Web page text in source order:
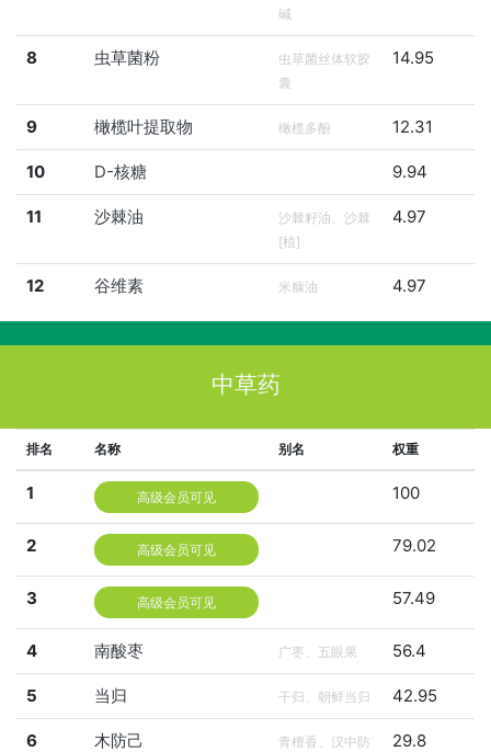
碱
8 虫草菌粉
虫草菌丝体软胶
囊
14.95
9 橄榄叶提取物 橄榄多酚 12.31
10 D-核糖 9.94
11 沙棘油
沙棘籽油、沙棘
[植]
4.97
12 谷维素 米糠油 4.97
中草药
排名 名称 别名 权重
1 高级会员可见 100
2 高级会员可见 79.02
3 高级会员可见 57.49
4 南酸枣 广枣、五眼果 56.4
5 当归 干归、朝鲜当归 42.95
6 木防己
青檀香、汉中防
29.8